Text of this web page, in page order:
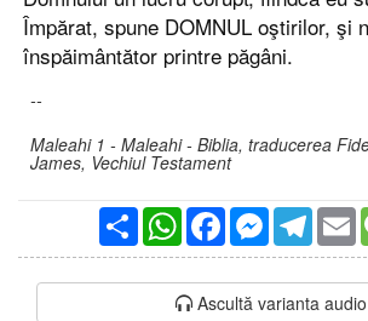
Împărat, spune DOMNUL oştirilor, şi
înspăimântător printre păgâni.
--
Maleahi 1 - Maleahi - Biblia, traducerea
James, Vechiul Testament
PartajareWhatsAppFacebookMessenger
Ascultă varianta audio